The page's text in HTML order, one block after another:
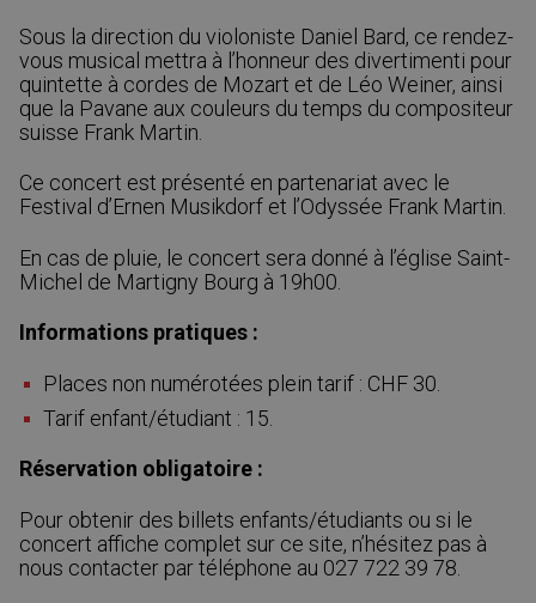
Sous la direction du violoniste Daniel Bard, ce rendez-
vous musical mettra à l’honneur des divertimenti pour
quintette à cordes de Mozart et de Léo Weiner, ainsi
que la Pavane aux couleurs du temps du compositeur
suisse Frank Martin.
Ce concert est présenté en partenariat avec le
Festival d’Ernen Musikdorf et l’Odyssée Frank Martin.
En cas de pluie, le concert sera donné à l’église Saint-
Michel de Martigny Bourg à 19h00.
Informations pratiques :
Places non numérotées plein tarif : CHF 30.
Tarif enfant/étudiant : 15.
Réservation obligatoire :
Pour obtenir des billets enfants/étudiants ou si le
concert affiche complet sur ce site, n’hésitez pas à
nous contacter par téléphone au 027 722 39 78.